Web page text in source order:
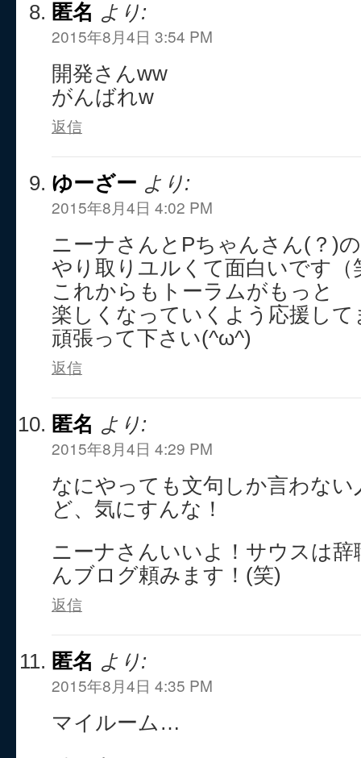
匿名 より:
2015年8月4日 3:54 PM
開発さんww
がんばれw
返信
ゆーざー より:
2015年8月4日 4:02 PM
ニーナさんとPちゃんさん(？)の
やり取りユルくて面白いです（
これからもトーラムがもっと
楽しくなっていくよう応援して
頑張って下さい(^ω^)
返信
匿名 より:
2015年8月4日 4:29 PM
なにやっても文句しか言わな
ど、気にすんな！
ニーナさんいいよ！サウスは
んブログ頼みます！(笑)
返信
匿名 より:
2015年8月4日 4:35 PM
マイルーム…